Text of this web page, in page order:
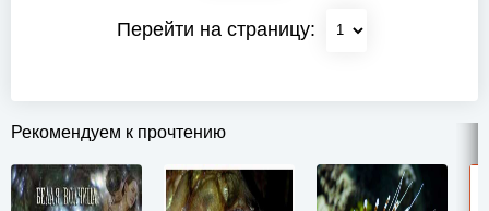
Перейти на страницу:
Рекомендуем к прочтению